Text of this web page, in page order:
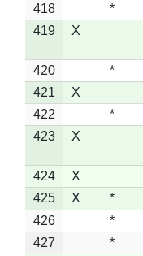
418 *
419
X
420 *
421
X
422
*
423
X
424 X
425
X *
426
*
427
*